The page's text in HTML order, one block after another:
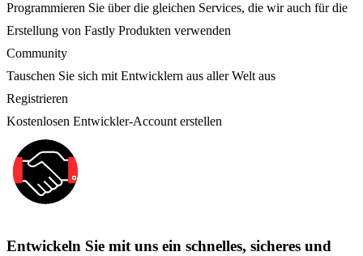
Programmieren Sie über die gleichen Services, die wir auch für die
Erstellung von Fastly Produkten verwenden
Community
Tauschen Sie sich mit Entwicklern aus aller Welt aus
Registrieren
Kostenlosen Entwickler-Account erstellen
Entwickeln Sie mit uns ein schnelles, sicheres und